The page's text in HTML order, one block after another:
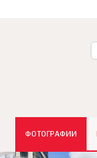
ФОТОГРАФИИ